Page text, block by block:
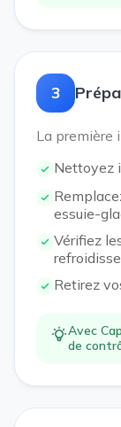
3
La première
Nettoyez
essuie-
Vérifiez
Retirez
Avec
de